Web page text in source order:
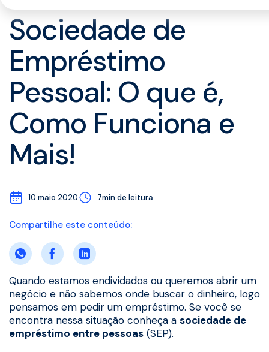
Sociedade de
Empréstimo
Pessoal: O que é,
Como Funciona e
Mais!
10 maio 2020 7min de leitura
Quando estamos endividados ou queremos abrir um
negócio e não sabemos onde buscar o dinheiro, logo
pensamos em pedir um empréstimo. Se você se
encontra nessa situação conheça a sociedade de
empréstimo entre pessoas (SEP).
Compartilhe este conteúdo: